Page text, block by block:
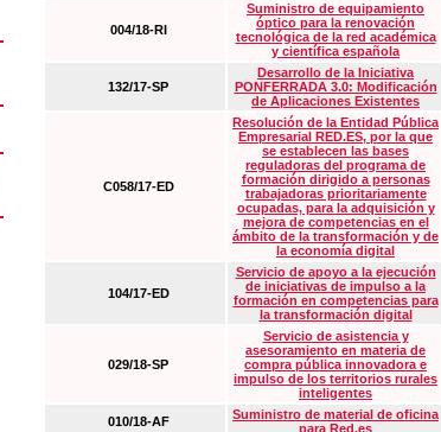
004/18-RI
Suministro de equipamiento
óptico para la renovación
tecnológica de la red académica
y científica española
132/17-SP
Desarrollo de la Iniciativa
PONFERRADA 3.0: Modificación
de Aplicaciones Existentes
C058/17-ED
Resolución de la Entidad Pública
Empresarial RED.ES, por la que
se establecen las bases
reguladoras del programa de
formación dirigido a personas
trabajadoras prioritariamente
ocupadas, para la adquisición y
mejora de competencias en el
ámbito de la transformación y de
la economía digital
104/17-ED
Servicio de apoyo a la ejecución
de iniciativas de impulso a la
formación en competencias para
la transformación digital
029/18-SP
Servicio de asistencia y
asesoramiento en materia de
compra pública innovadora e
impulso de los territorios rurales
inteligentes
010/18-AF
Suministro de material de oficina
para Red.es